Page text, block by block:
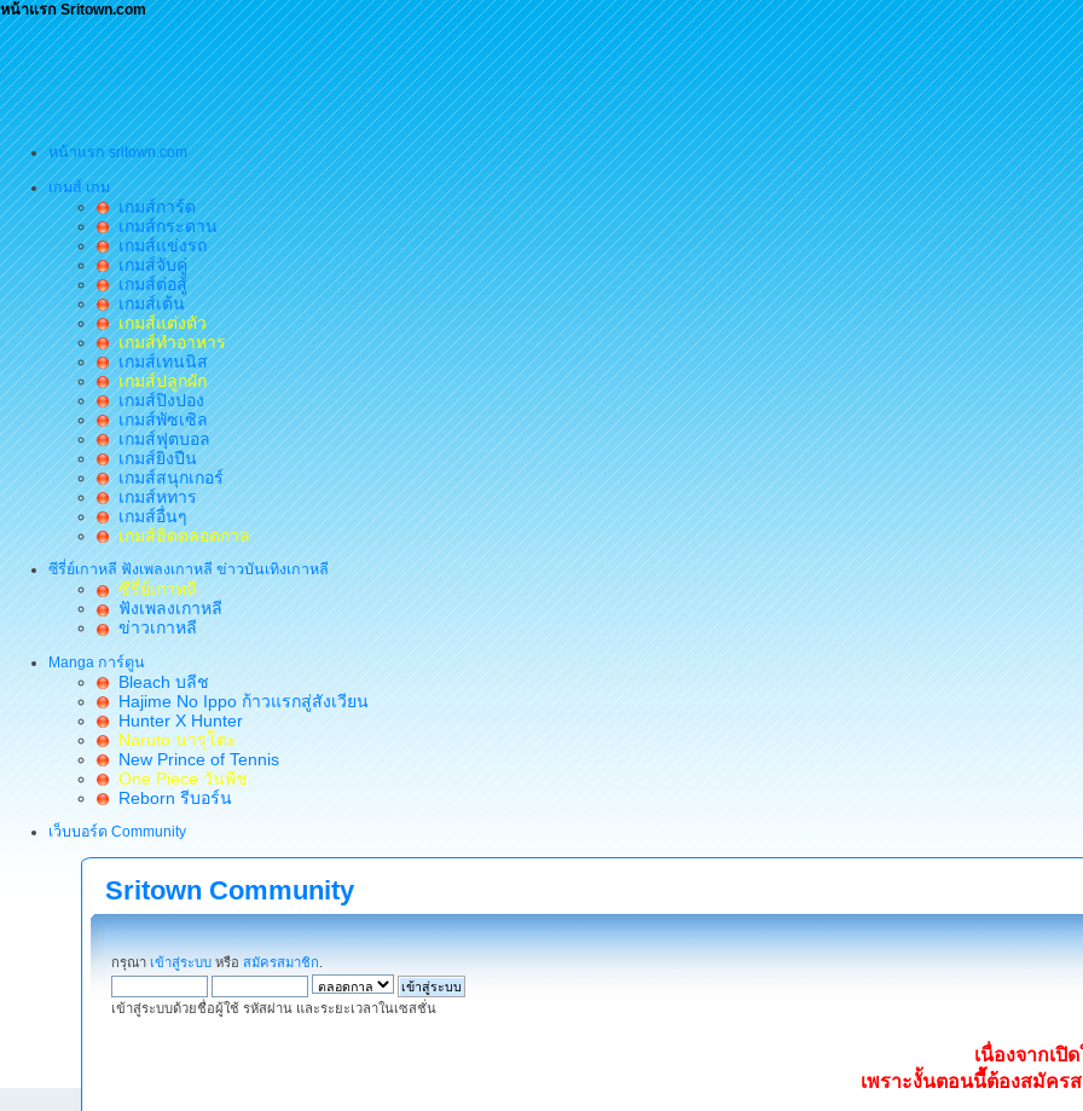
หน้าแรก Sritown.com
หน้าแรก sritown.com
เกมส์ เกม
เกมส์การ์ด
เกมส์กระดาน
เกมส์แข่งรถ
เกมส์จับคู่
เกมส์ต่อสู้
เกมส์เต้น
เกมส์แต่งตัว
เกมส์ทำอาหาร
เกมส์เทนนิส
เกมส์ปลูกผัก
เกมส์ปิงปอง
เกมส์พัซเซิล
เกมส์ฟุตบอล
เกมส์ยิงปืน
เกมส์สนุกเกอร์
เกมส์หทาร
เกมส์อื่นๆ
เกมส์ฮิตตลอดกาล
ซีรี่ย์เกาหลี ฟังเพลงเกาหลี ข่าวบันเทิงเกาหลี
ซีรี่ย์เกาหลี
ฟังเพลงเกาหลี
ข่าวเกาหลี
Manga การ์ตูน
Bleach บลีช
Hajime No Ippo ก้าวแรกสู่สังเวียน
Hunter X Hunter
Naruto นารุโตะ
New Prince of Tennis
One Piece วันพีช
Reborn รีบอร์น
เว็บบอร์ด Community
Sritown Community
กรุณา เข้าสู่ระบบ หรือสมัครสมาชิก
เข้าสู่ระบบด้วยชื่อผู้ใช้ รหัสผ่าน และระยะเวลาในเซสชั่น
เนื่องจากเปิ
เพราะงั้นตอนนี้ต้องสมัค